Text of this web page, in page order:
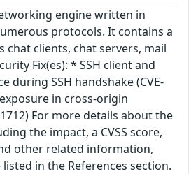
engine written in
protocols. It contains a
chat clients, chat servers, mail
Fix(es): * SSH client and
during SSH handshake (CVE-
in cross-origin
For more details about the
the impact, a CVSS score,
other related information,
in the References section.